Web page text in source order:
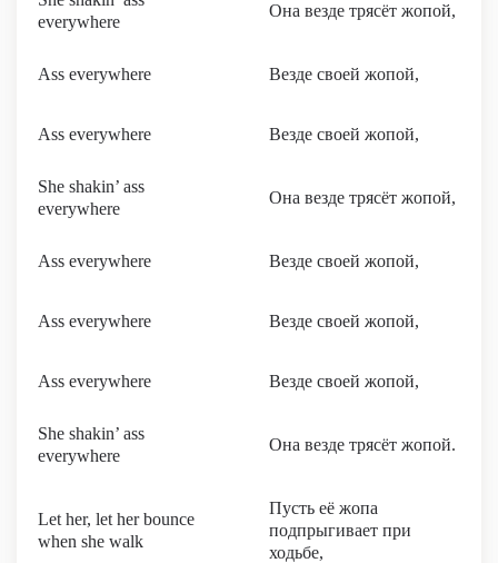
everywhere
Она везде трясёт жопой,
Ass everywhere Везде своей жопой,
Ass everywhere Везде своей жопой,
She shakin’ ass
everywhere
Она везде трясёт жопой,
Ass everywhere Везде своей жопой,
Ass everywhere Везде своей жопой,
Ass everywhere Везде своей жопой,
She shakin’ ass
everywhere
Она везде трясёт жопой.
Let her, let her bounce
when she walk
Пусть её жопа
подпрыгивает при
ходьбе,